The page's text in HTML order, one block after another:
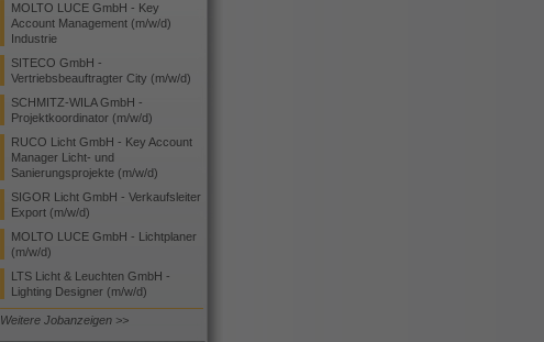
MOLTO LUCE GmbH - Key
Account Management (m/w/d)
Industrie
SITECO GmbH -
Vertriebsbeauftragter City (m/w/d)
SCHMITZ-WILA GmbH -
Projektkoordinator (m/w/d)
RUCO Licht GmbH - Key Account
Manager Licht- und
Sanierungsprojekte (m/w/d)
SIGOR Licht GmbH - Verkaufsleiter
Export (m/w/d)
MOLTO LUCE GmbH - Lichtplaner
(m/w/d)
LTS Licht & Leuchten GmbH -
Lighting Designer (m/w/d)
Weitere Jobanzeigen >>